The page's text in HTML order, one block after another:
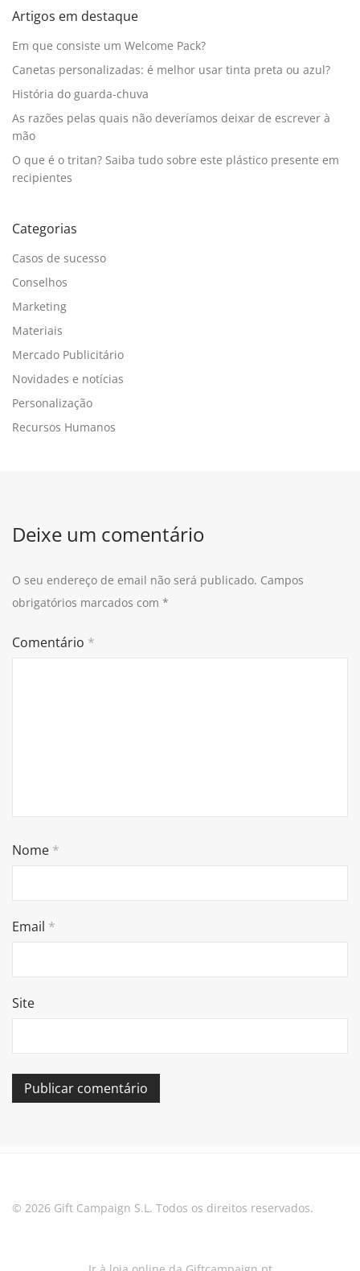
Artigos em destaque
Em que consiste um Welcome Pack?
Canetas personalizadas: é melhor usar tinta preta ou azul?
História do guarda-chuva
As razões pelas quais não deveríamos deixar de escrever à
mão
O que é o tritan? Saiba tudo sobre este plástico presente em
recipientes
Categorias
Casos de sucesso
Conselhos
Marketing
Materiais
Mercado Publicitário
Novidades e notícias
Personalização
Recursos Humanos
Deixe um comentário
O seu endereço de email não será publicado. Campos
obrigatórios marcados com *
Comentário *
Nome *
Email *
Site
© 2026 Gift Campaign S.L. Todos os direitos reservados.